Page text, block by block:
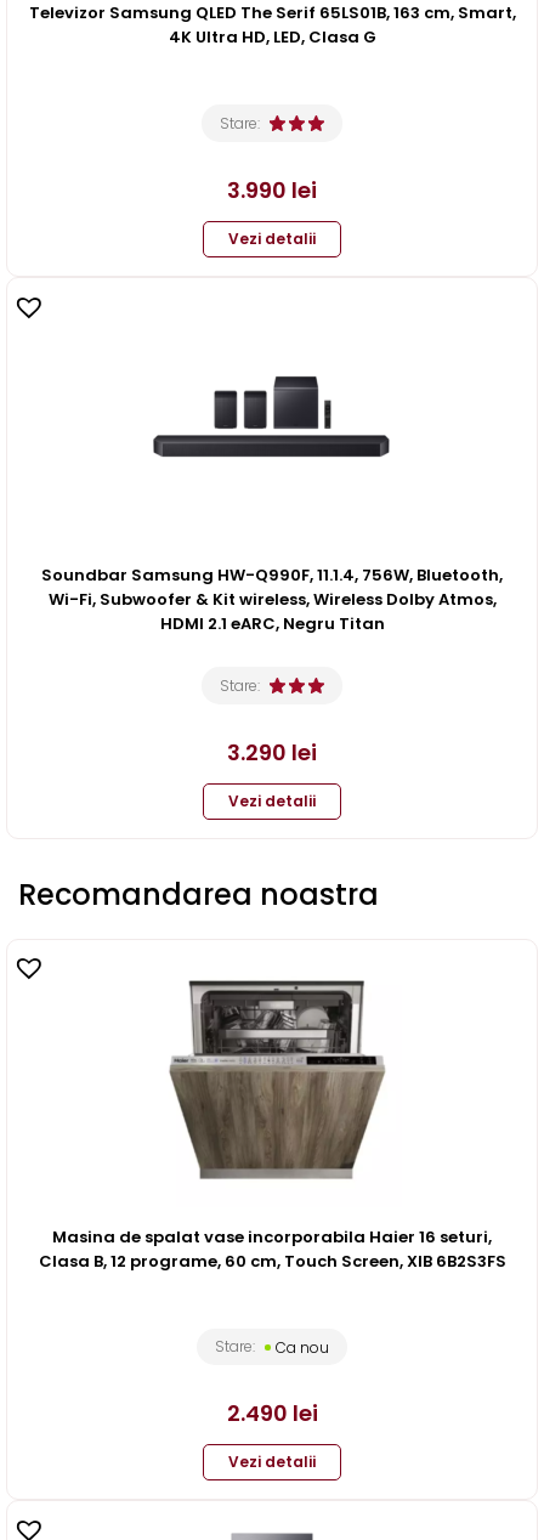
Televizor Samsung QLED The Serif 65LS01B, 163 cm, Smart,
4K Ultra HD, LED, Clasa G
Stare:
3.990 lei
Vezi detalii
Soundbar Samsung HW-Q990F, 11.1.4, 756W, Bluetooth,
Wi-Fi, Subwoofer & Kit wireless, Wireless Dolby Atmos,
HDMI 2.1 eARC, Negru Titan
Stare:
3.290 lei
Vezi detalii
Recomandarea noastra
Masina de spalat vase incorporabila Haier 16 seturi,
Clasa B, 12 programe, 60 cm, Touch Screen, XIB 6B2S3FS
Stare: Ca nou
2.490 lei
Vezi detalii